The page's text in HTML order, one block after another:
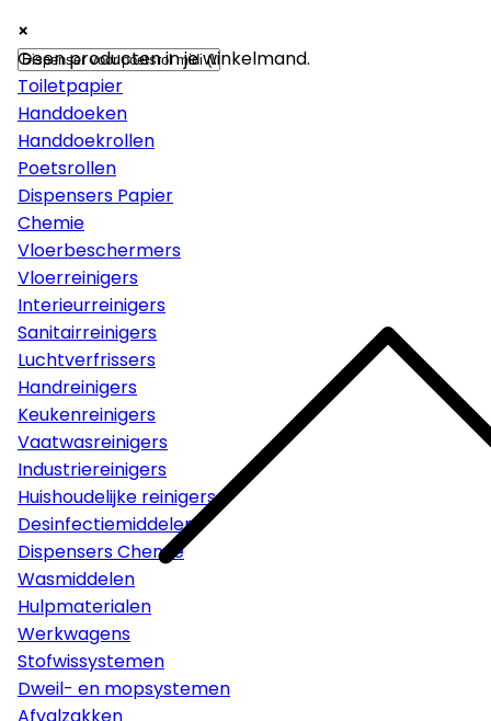
×
Papier
Toiletpapier
Handdoeken
Handdoekrollen
Poetsrollen
Dispensers Papier
Chemie
Vloerbeschermers
Vloerreinigers
Interieurreinigers
Sanitairreinigers
Luchtverfrissers
Handreinigers
Keukenreinigers
Vaatwasreinigers
Industriereinigers
Huishoudelijke reinigers
Desinfectiemiddelen
Dispensers Chemie
Wasmiddelen
Hulpmaterialen
Werkwagens
Stofwissystemen
Dweil- en mopsystemen
×
×
Geen producten in je winkelmand.